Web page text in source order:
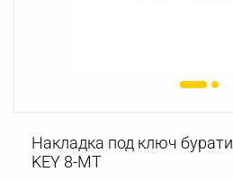
Накладка под ключ
KEY 8-MT